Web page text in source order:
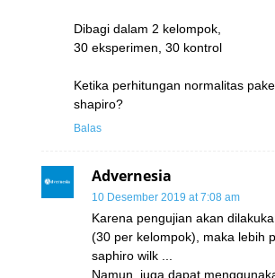
Dibagi dalam 2 kelompok,
30 eksperimen, 30 kontrol
Ketika perhitungan normalitas
shapiro?
Balas
Advernesia
10 Desember 2019 at 7:08 am
Karena pengujian akan
(30 per kelompok), maka lebih
saphiro wilk ...
Namun, juga dapat